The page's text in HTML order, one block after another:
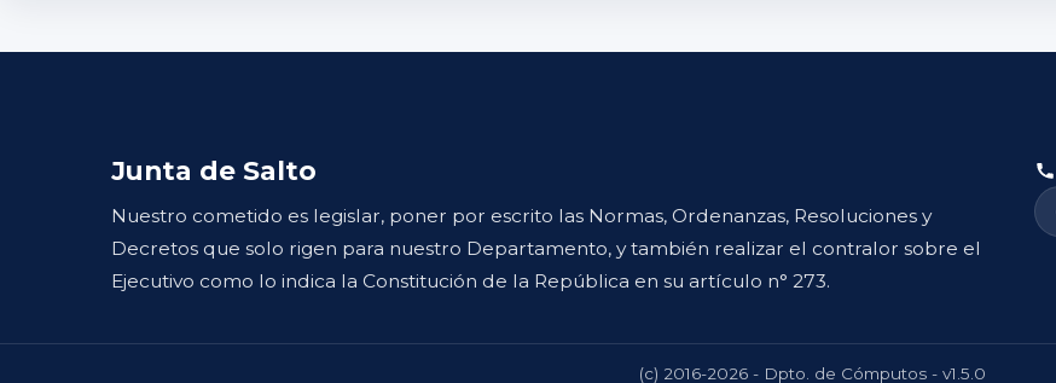
Junta de Salto
Nuestro cometido es legislar, poner por escrito las Normas, Ordenanzas, Resoluciones y
Decretos que solo rigen para nuestro Departamento, y también realizar el contralor sobre el
Ejecutivo como lo indica la Constitución de la República en su artículo n° 273.
(c) 2016-2026 - Dpto. de Cómputos - v1.5.0